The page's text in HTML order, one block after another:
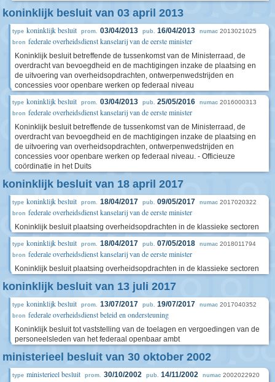
koninklijk besluit van 03 april 2013
type koninklijk besluit prom. 03/04/2013 pub. 16/04/2013 numac 2013021025
bron federale overheidsdienst kanselarij van de eerste minister
Koninklijk besluit betreffende de tussenkomst van de Ministerraad, de
overdracht van bevoegdheid en de machtigingen inzake de plaatsing en
de uitvoering van overheidsopdrachten, ontwerpenwedstrijden en
concessies voor openbare werken op federaal niveau
type koninklijk besluit prom. 03/04/2013 pub. 25/05/2016 numac 2016000313
bron federale overheidsdienst kanselarij van de eerste minister
Koninklijk besluit betreffende de tussenkomst van de Ministerraad, de
overdracht van bevoegdheid en de machtigingen inzake de plaatsing en
de uitvoering van overheidsopdrachten, ontwerpenwedstrijden en
concessies voor openbare werken op federaal niveau. - Officieuze
coördinatie in het Duits
koninklijk besluit van 18 april 2017
type koninklijk besluit prom. 18/04/2017 pub. 09/05/2017 numac 2017020322
bron federale overheidsdienst kanselarij van de eerste minister
Koninklijk besluit plaatsing overheidsopdrachten in de klassieke sectoren
type koninklijk besluit prom. 18/04/2017 pub. 07/05/2018 numac 2018011794
bron federale overheidsdienst kanselarij van de eerste minister
Koninklijk besluit plaatsing overheidsopdrachten in de klassieke sectoren
koninklijk besluit van 13 juli 2017
type koninklijk besluit prom. 13/07/2017 pub. 19/07/2017 numac 2017040352
bron federale overheidsdienst beleid en ondersteuning
Koninklijk besluit tot vaststelling van de toelagen en vergoedingen van de
personeelsleden van het federaal openbaar ambt
ministerieel besluit van 30 oktober 2002
type ministerieel besluit prom. 30/10/2002 pub. 14/11/2002 numac 2002022920